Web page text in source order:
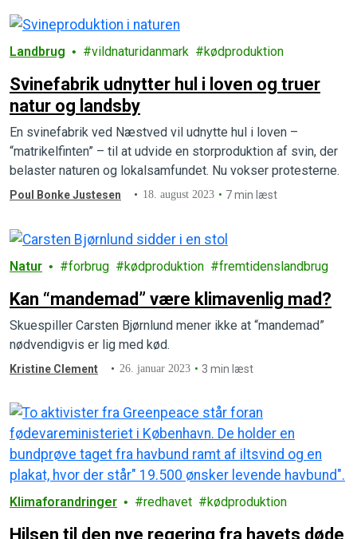
Landbrug vildnaturidanmark kødproduktion
Svinefabrik udnytter hul i loven og truer
natur og landsby
En svinefabrik ved Næstved vil udnytte hul i loven –
“matrikelfinten” – til at udvide en storproduktion af svin, der
belaster naturen og lokalsamfundet. Nu vokser protesterne.
Poul Bonke Justesen 18. august 2023 7 min læst
Natur forbrug kødproduktion fremtidenslandbrug
Kan “mandemad” være klimavenlig mad?
Skuespiller Carsten Bjørnlund mener ikke at “mandemad”
nødvendigvis er lig med kød.
Kristine Clement 26. januar 2023 3 min læst
Klimaforandringer redhavet kødproduktion
Hilsen til den nye regering fra havets døde